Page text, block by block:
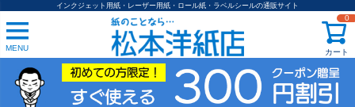
インクジェット用紙・レーザー用紙・ロール紙・ラベルシールの通販サイト
MENU カート
0